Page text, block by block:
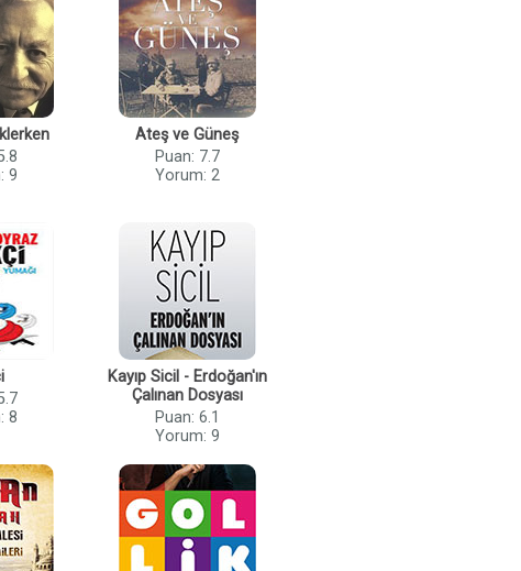
9
Ateş ve Güneş
Puan: 7.7
Yorum: 2
8
Kayıp Sicil - Erdoğan'ın
Çalınan Dosyası
Puan: 6.1
Yorum: 9